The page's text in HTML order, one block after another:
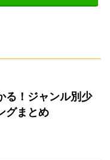
る！ジャンル別少
グまとめ